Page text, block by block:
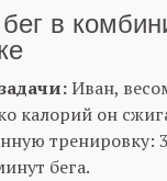
в
Иван,
калорий он
тренировку:
бега.